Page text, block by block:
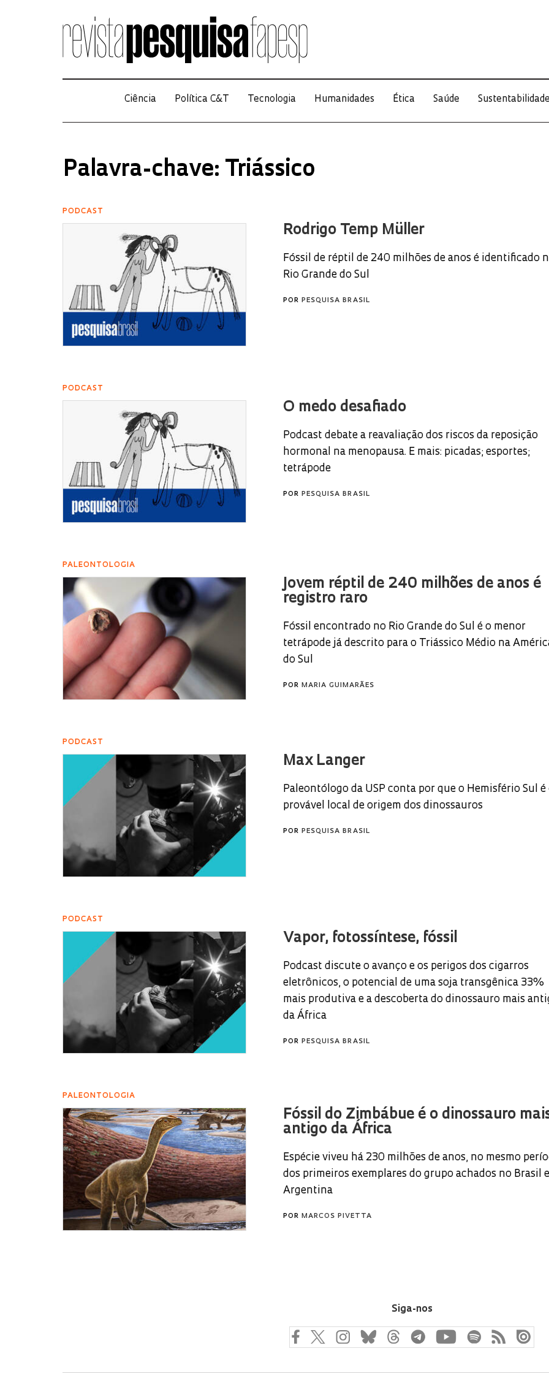
Ciência Política C&T Tecnologia Humanidades Ética Saúde
Palavra-chave: Triássico
PODCAST
Rodrigo Temp Müller
Fóssil de réptil de 240 milhões de anos é identificado
Rio Grande do Sul
POR PESQUISA BRASIL
PODCAST
O medo desafiado
Podcast debate a reavaliação dos riscos da reposição
hormonal na menopausa. E mais: picadas; esportes;
tetrápode
POR PESQUISA BRASIL
PALEONTOLOGIA
Jovem réptil de 240 milhões de anos é
registro raro
Fóssil encontrado no Rio Grande do Sul é o menor
tetrápode já descrito para o Triássico Médio na
do Sul
POR MARIA GUIMARÃES
PODCAST
Max Langer
Paleontólogo da USP conta por que o Hemisfério Sul é
provável local de origem dos dinossauros
POR PESQUISA BRASIL
PODCAST
Vapor, fotossíntese, fóssil
Podcast discute o avanço e os perigos dos cigarros
eletrônicos, o potencial de uma soja transgênica 33%
mais produtiva e a descoberta do dinossauro mais
da África
POR PESQUISA BRASIL
PALEONTOLOGIA
Fóssil do Zimbábue é o dinossauro
antigo da África
Espécie viveu há 230 milhões de anos, no mesmo
dos primeiros exemplares do grupo achados no Brasil e
Argentina
POR MARCOS PIVETTA
Siga-nos